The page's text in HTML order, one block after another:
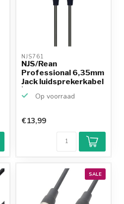
NJS761
NJS/Rean
Professional 6,35mm
Jack luidsprekerkabel
| 1 meter
Op voorraad
Klantenbeoordeling
9,2/10
Achteraf
betalen mogelijk
productkennis
€13,99
SALE